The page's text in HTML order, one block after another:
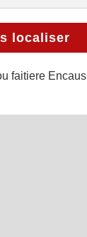
localiser
faitiere